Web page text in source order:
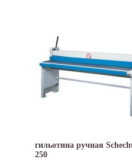
гильотина ручная
250